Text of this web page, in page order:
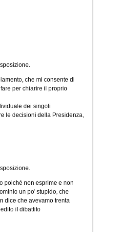
che mi consente di
per chiarire il proprio
dei singoli
le decisioni della Presidenza,
poiché non esprime e non
un po' stupido, che
dice che avevamo trenta
il dibattito